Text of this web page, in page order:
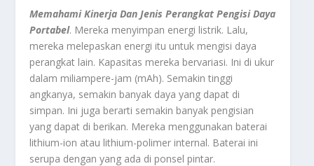
Memahami Kinerja Dan Jenis Perangkat Pengisi Daya
Portabel. Mereka menyimpan energi listrik. Lalu,
mereka melepaskan energi itu untuk mengisi daya
perangkat lain. Kapasitas mereka bervariasi. Ini di ukur
dalam miliampere-jam (mAh). Semakin tinggi
angkanya, semakin banyak daya yang dapat di
simpan. Ini juga berarti semakin banyak pengisian
yang dapat di berikan. Mereka menggunakan baterai
lithium-ion atau lithium-polimer internal. Baterai ini
serupa dengan yang ada di ponsel pintar.